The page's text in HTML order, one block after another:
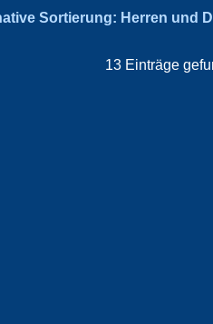
Sortierung: Herren und
13 Einträge